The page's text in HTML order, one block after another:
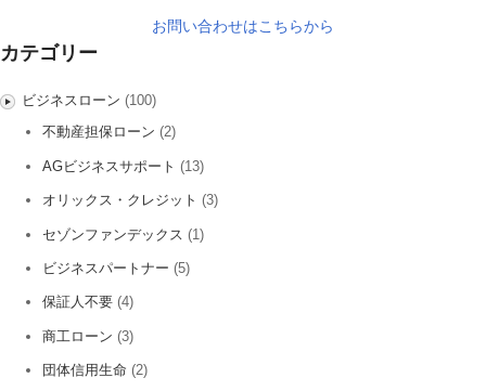
お問い合わせはこちらから
カテゴリー
ビジネスローン (100)
不動産担保ローン (2)
AGビジネスサポート (13)
オリックス・クレジット (3)
セゾンファンデックス (1)
ビジネスパートナー (5)
保証人不要 (4)
商工ローン (3)
団体信用生命 (2)